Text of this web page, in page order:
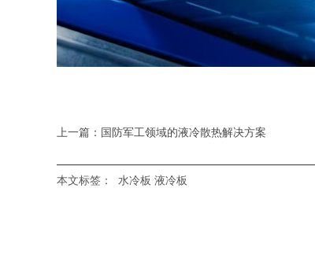
上一篇：国防军工领域的液冷散热解决方案
本文标签： 水冷板 液冷板